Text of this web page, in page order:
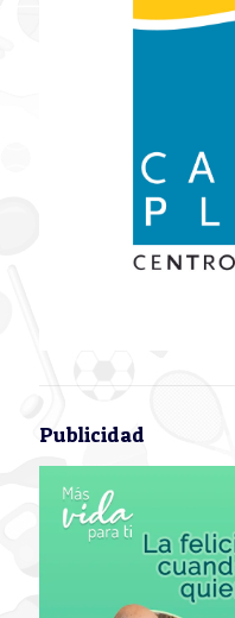
Publicidad